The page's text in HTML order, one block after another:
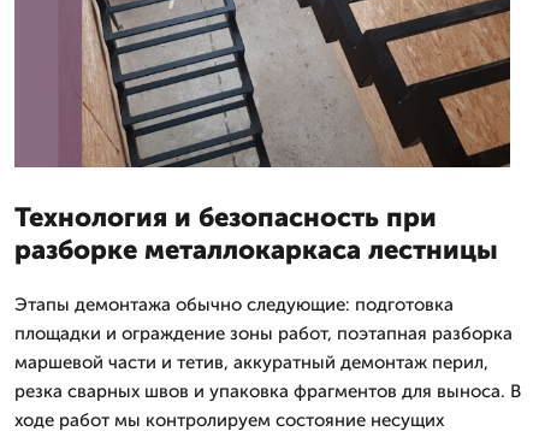
Технология и безопасность при
разборке металлокаркаса лестницы
Этапы демонтажа обычно следующие: подготовка
площадки и ограждение зоны работ, поэтапная разборка
маршевой части и тетив, аккуратный демонтаж перил,
резка сварных швов и упаковка фрагментов для выноса. В
ходе работ мы контролируем состояние несущих